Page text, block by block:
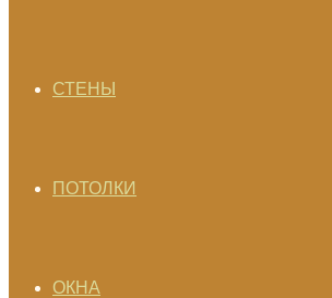
СТЕНЫ
ПОТОЛКИ
ОКНА